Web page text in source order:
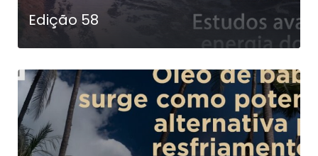
Edição 58
LEIA MAIS